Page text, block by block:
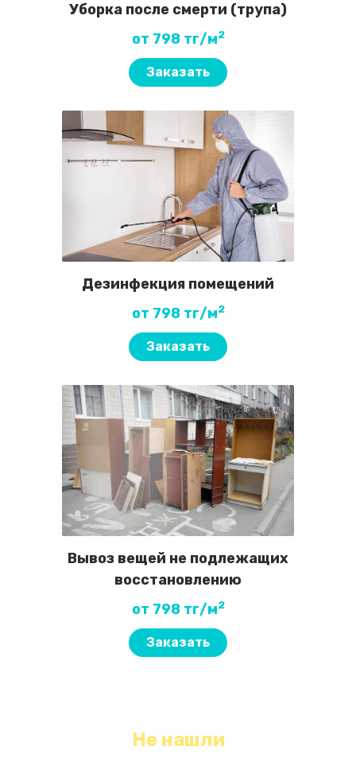
Уборка после смерти (трупа)
от 798 тг/м2
Заказать
Дезинфекция помещений
от 798 тг/м2
Заказать
Вывоз вещей не подлежащих
восстановлению
от 798 тг/м2
Заказать
Не нашли